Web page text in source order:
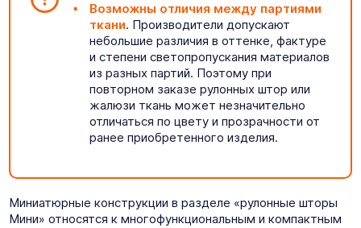
Возможны отличия между партиями
ткани. Производители допускают
небольшие различия в оттенке, фактуре
и степени светопропускания материалов
из разных партий. Поэтому при
повторном заказе рулонных штор или
жалюзи ткань может незначительно
отличаться по цвету и прозрачности от
ранее приобретенного изделия.
Миниатюрные конструкции в разделе «рулонные шторы
Мини» относятся к многофункциональным и компактным